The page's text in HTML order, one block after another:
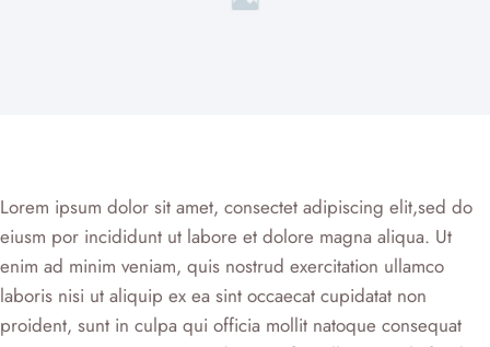
Lorem ipsum dolor sit amet, consectet adipiscing elit,sed do
eiusm por incididunt ut labore et dolore magna aliqua. Ut
enim ad minim veniam, quis nostrud exercitation ullamco
laboris nisi ut aliquip ex ea sint occaecat cupidatat non
proident, sunt in culpa qui officia mollit natoque consequat